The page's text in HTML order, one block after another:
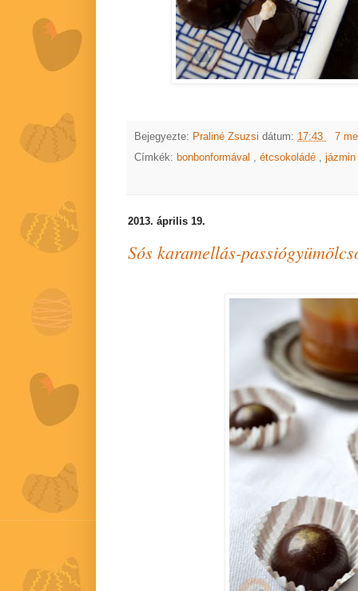
Bejegyezte: Praliné Zsuzsi dátum: 17:43
7
Címkék: bonbonformával étcsokoládé jázmin
2013. április 19.
Sós karamellás-